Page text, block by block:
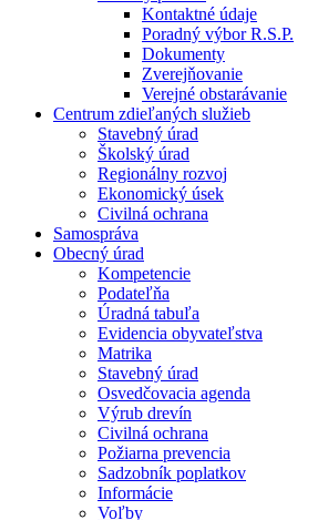
Kontaktné údaje
Poradný výbor R.S.P.
Dokumenty
Zverejňovanie
Verejné obstarávanie
Centrum zdieľaných služieb
Stavebný úrad
Školský úrad
Regionálny rozvoj
Ekonomický úsek
Civilná ochrana
Samospráva
Obecný úrad
Kompetencie
Podateľňa
Úradná tabuľa
Evidencia obyvateľstva
Matrika
Stavebný úrad
Osvedčovacia agenda
Výrub drevín
Civilná ochrana
Požiarna prevencia
Sadzobník poplatkov
Informácie
Voľby